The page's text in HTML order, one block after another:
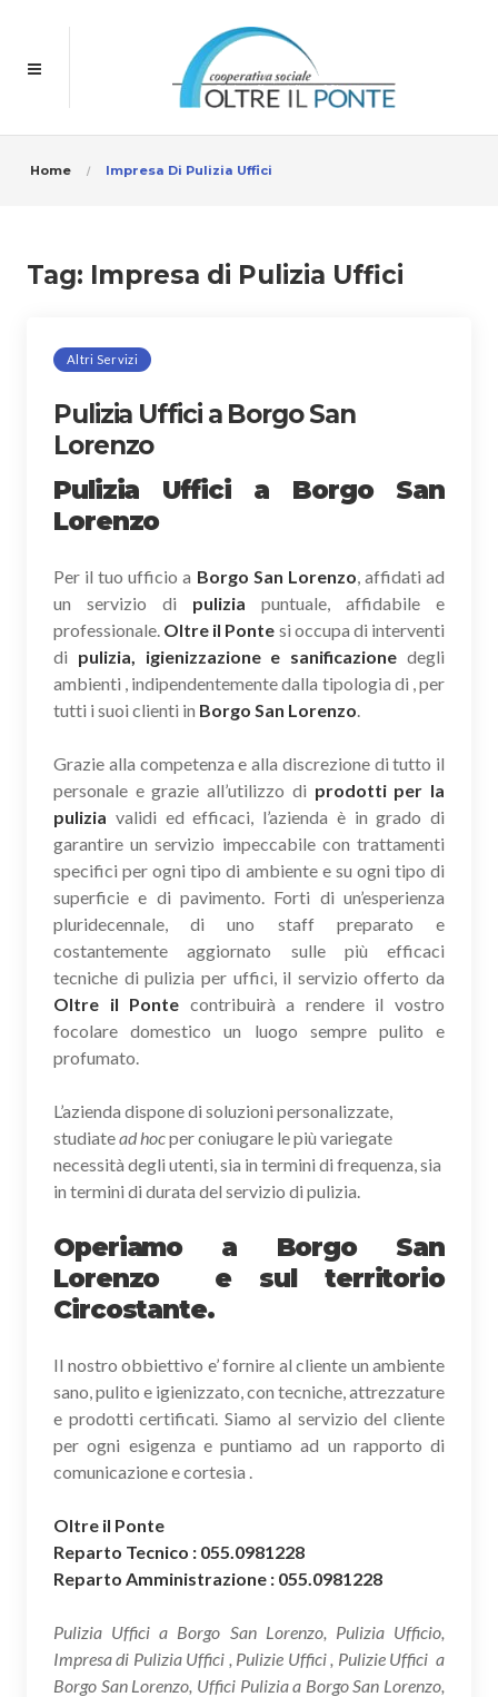
Home Impresa Di Pulizia Uffici
Tag: Impresa di Pulizia Uffici
Altri Servizi
Pulizia Uffici a Borgo San
Lorenzo
Pulizia Uffici a Borgo San
Lorenzo
Per il tuo ufficio a Borgo San Lorenzo, affidati ad
un servizio di pulizia puntuale, affidabile e
professionale. Oltre il Ponte si occupa di interventi
di pulizia, igienizzazione e sanificazione degli
ambienti , indipendentemente dalla tipologia di , per
tutti i suoi clienti in Borgo San Lorenzo.
Grazie alla competenza e alla discrezione di tutto il
personale e grazie all’utilizzo di prodotti per la
pulizia validi ed efficaci, l’azienda è in grado di
garantire un servizio impeccabile con trattamenti
specifici per ogni tipo di ambiente e su ogni tipo di
superficie e di pavimento. Forti di un’esperienza
pluridecennale, di uno staff preparato e
costantemente aggiornato sulle più efficaci
tecniche di pulizia per uffici, il servizio offerto da
Oltre il Ponte contribuirà a rendere il vostro
focolare domestico un luogo sempre pulito e
profumato.
L’azienda dispone di soluzioni personalizzate,
studiatead hocper coniugare le più variegate
necessità degli utenti, sia in termini di frequenza, sia
in termini di durata del servizio di pulizia.
Operiamo a Borgo San
Lorenzo e sul territorio
Circostante.
Il nostro obbiettivo e’ fornire al cliente un ambiente
sano, pulito e igienizzato, con tecniche, attrezzature
e prodotti certificati. Siamo al servizio del cliente
per ogni esigenza e puntiamo ad un rapporto di
comunicazione e cortesia .
Oltre il Ponte
Reparto Tecnico : 055.0981228
Reparto Amministrazione : 055.0981228
Pulizia Uffici a Borgo San Lorenzo, Pulizia Ufficio,
Impresa di Pulizia Uffici , Pulizie Uffici , Pulizie Uffici a
Borgo San Lorenzo, Uffici Pulizia a Borgo San Lorenzo,